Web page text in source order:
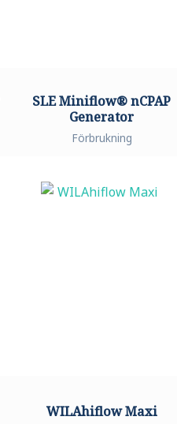
SLE Miniflow® nCPAP
Generator
Förbrukning
WILAhiflow Maxi